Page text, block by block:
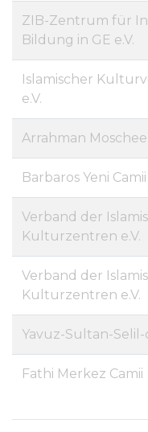
ZIB-Zentrum für
Bildung in GE e.V.
Islamischer
e.V.
Arrahman Moschee
Barbaros Yeni Camii
Verband der
Kulturzentren e.V.
Verband der
Kulturzentren e.V.
Yavuz-Sultan-Selil-
Fathi Merkez Camii